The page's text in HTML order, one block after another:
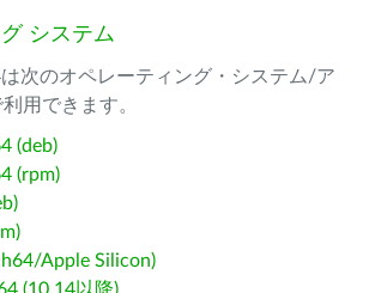
システム
次のオペレーティング・システム/ア
用できます。
(deb)
(rpm)
Apple Silicon)